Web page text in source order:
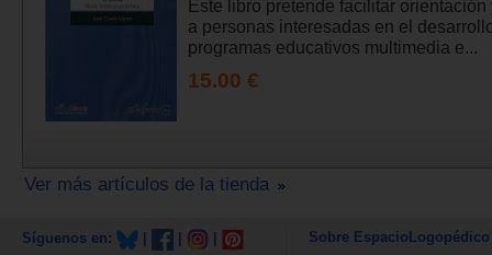
Este libro pretende facilitar orientación
a personas interesadas en el
programas educativos multimedia e...
15.00 €
Ver más artículos de la tienda
Síguenos en: Sobre EspacioLogopédico